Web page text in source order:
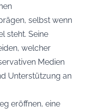
selbst wenn
steht. Seine
welcher
Medien
Unterstützung an
eröffnen, eine